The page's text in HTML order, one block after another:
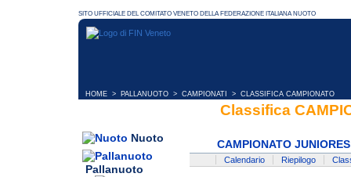
HOME > PALLANUOTO > CAMPIONATI > CLASSIFICA CAMPIONATO
Nuoto
Pallanuoto
Classifica
CAMPIONATO
Calendario Riepilogo